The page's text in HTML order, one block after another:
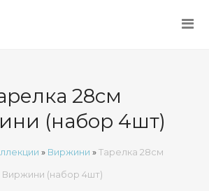
28см
(набор 4шт)
» Виржини »Тарелка 28см
Виржини (набор 4шт)